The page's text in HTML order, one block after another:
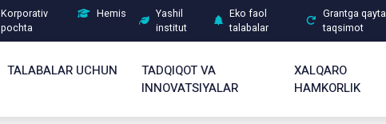
Korporativ
pochta
Hemis
Yashil
institut
Eko faol
talabalar
Grantga qayta
taqsimot
TALABALAR UCHUN
TADQIQOT VA
INNOVATSIYALAR
XALQARO
HAMKORLIK